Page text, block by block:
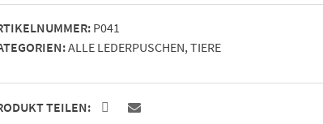
P041
ALLE LEDERPUSCHEN, TIERE
TEILEN: